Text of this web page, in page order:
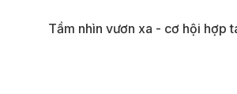
Tầm nhìn vươn xa - cơ hội hợp